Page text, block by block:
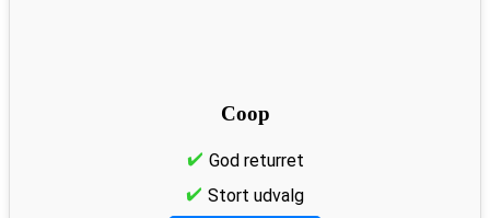
Coop
God returret
Stort udvalg